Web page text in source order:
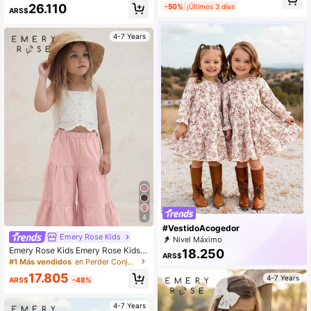
ampado de cuadros para niña
ARS$26.110
4-7 Years
4
Emery Rose Kids
Emery Rose Kids Emery Rose Kids S
et de 2 piezas de camiseta sin man
gas con cuello cuadrado y volantes
y pantalones largos de unicolor par
#1 Más vendidos en Perder Conjuntos de camisetas sin mangas para c
ARS$17.805 -48%
4-7 Years
tejidos para niña joven
-50% ¡Últimos 3 días
#VestidoAcogedor
Nivel Máximo
ARS$18.250
4-7 Years